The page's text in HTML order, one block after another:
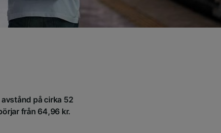
på cirka 52
från 64,96 kr.